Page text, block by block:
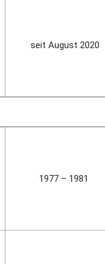
seit August 2020
1977 – 1981